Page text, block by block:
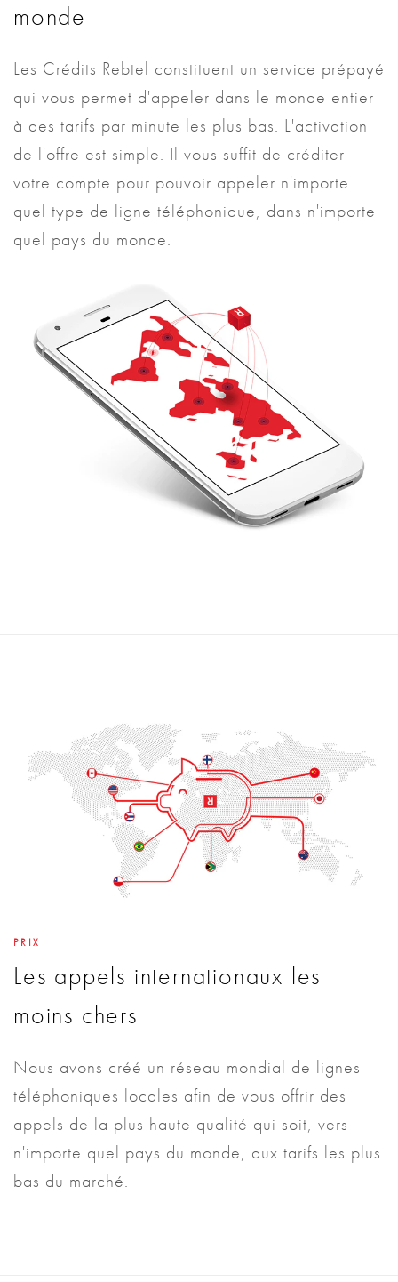
monde
Les Crédits Rebtel constituent un service prépayé
qui vous permet d'appeler dans le monde entier
à des tarifs par minute les plus bas. L'activation
de l'offre est simple. Il vous suffit de créditer
votre compte pour pouvoir appeler n'importe
quel type de ligne téléphonique, dans n'importe
quel pays du monde.
PRIX
Les appels internationaux les
moins chers
Nous avons créé un réseau mondial de lignes
téléphoniques locales afin de vous offrir des
appels de la plus haute qualité qui soit, vers
n'importe quel pays du monde, aux tarifs les plus
bas du marché.